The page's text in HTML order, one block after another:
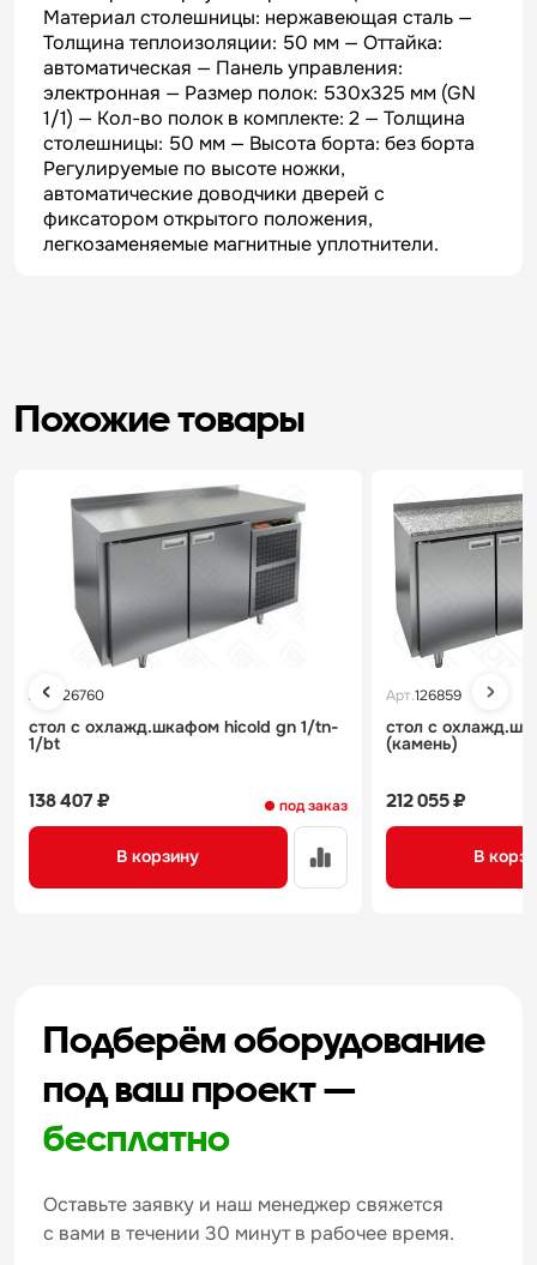
Материал столешницы: нержавеющая сталь —
Толщина теплоизоляции: 50 мм — Оттайка:
автоматическая — Панель управления:
электронная — Размер полок: 530х325 мм (GN
1/1) — Кол-во полок в комплекте: 2 — Толщина
столешницы: 50 мм — Высота борта: без борта
Регулируемые по высоте ножки,
автоматические доводчики дверей с
фиксатором открытого положения,
легкозаменяемые магнитные уплотнители.
Похожие товары
Арт. 126760
стол с охлажд.шкафом hicold gn 1/tn-
1/bt
под заказ
138 407 ₽
В корзину
Арт.126859
стол с
(камень)
212 055 ₽
В
Подберём оборудование
под ваш проект —
бесплатно
Оставьте заявку и наш менеджер свяжется
с вами в течении 30 минут в рабочее время.